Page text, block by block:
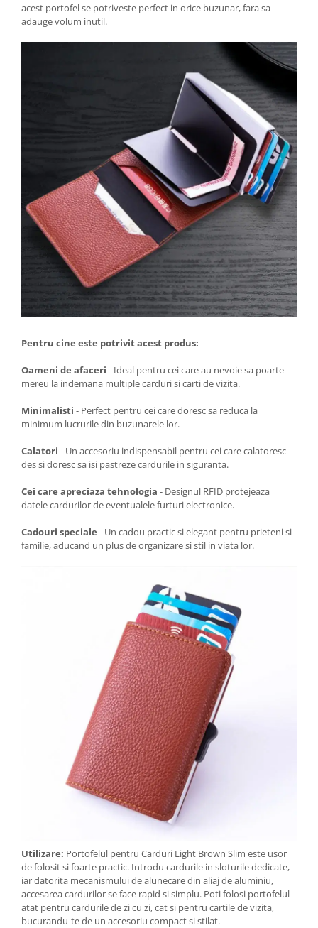
acest portofel se potriveste perfect in orice buzunar, fara sa
adauge volum inutil.
Pentru cine este potrivit acest produs:
Oameni de afaceri - Ideal pentru cei care au nevoie sa poarte
mereu la indemana multiple carduri si carti de vizita.
Minimalisti - Perfect pentru cei care doresc sa reduca la
minimum lucrurile din buzunarele lor.
Calatori - Un accesoriu indispensabil pentru cei care calatoresc
des si doresc sa isi pastreze cardurile in siguranta.
Cei care apreciaza tehnologia - Designul RFID protejeaza
datele cardurilor de eventualele furturi electronice.
Cadouri speciale - Un cadou practic si elegant pentru prieteni si
familie, aducand un plus de organizare si stil in viata lor.
Utilizare: Portofelul pentru Carduri Light Brown Slim este usor
de folosit si foarte practic. Introdu cardurile in sloturile dedicate,
iar datorita mecanismului de alunecare din aliaj de aluminiu,
accesarea cardurilor se face rapid si simplu. Poti folosi portofelul
atat pentru cardurile de zi cu zi, cat si pentru cartile de vizita,
bucurandu-te de un accesoriu compact si stilat.